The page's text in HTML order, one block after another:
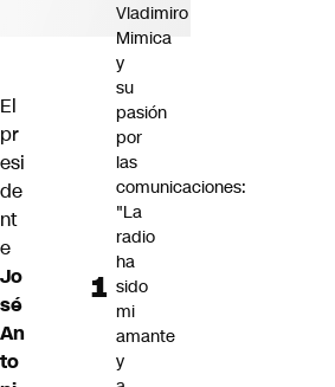
El
pr
esi
de
nt
e
Jo
sé
An
to
Vladimiro
Mimica
y
su
pasión
por
las
comunicaciones:
"La
radio
ha
sido
mi
amante
y